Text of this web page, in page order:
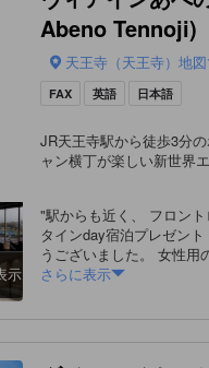
示
Abeno Tennoji)
天王寺（天王寺）地
FAX 英語 日本語
JR天王寺駅から徒歩3分
ャン横丁が楽しい新世界
"駅からも近く、 フロントロ
タインday宿泊プレゼン
うございました。 女性用のシャワーキャップが あれば助
かります。 コロナ禍で朝食提供、 1人分ずつの小分けや準
さらに表示